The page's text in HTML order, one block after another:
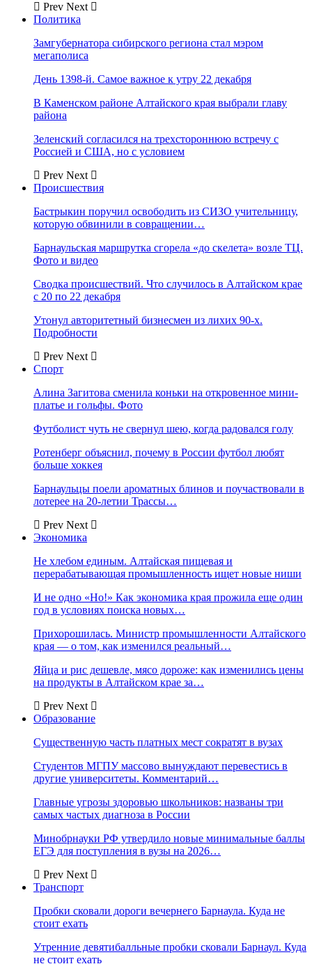
Prev Next
Политика
Замгубернатора сибирского региона стал мэром
мегаполиса
День 1398-й. Самое важное к утру 22 декабря
В Каменском районе Алтайского края выбрали главу
района
Зеленский согласился на трехстороннюю встречу с
Россией и США, но с условием
Prev Next
Происшествия
Бастрыкин поручил освободить из СИЗО учительницу,
которую обвинили в совращении…
Барнаульская маршрутка сгорела «до скелета» возле ТЦ.
Фото и видео
Сводка происшествий. Что случилось в Алтайском крае
с 20 по 22 декабря
Утонул авторитетный бизнесмен из лихих 90-х.
Подробности
Prev Next
Спорт
Алина Загитова сменила коньки на откровенное мини-
платье и гольфы. Фото
Футболист чуть не свернул шею, когда радовался голу
Ротенберг объяснил, почему в России футбол любят
больше хоккея
Барнаульцы поели ароматных блинов и поучаствовали в
лотерее на 20-летии Трассы…
Prev Next
Экономика
Не хлебом единым. Алтайская пищевая и
перерабатывающая промышленность ищет новые ниши
И не одно «Но!» Как экономика края прожила еще один
год в условиях поиска новых…
Прихорошилась. Министр промышленности Алтайского
края — о том, как изменился реальный…
Яйца и рис дешевле, мясо дороже: как изменились цены
на продукты в Алтайском крае за…
Prev Next
Образование
Существенную часть платных мест сократят в вузах
Студентов МГПУ массово вынуждают перевестись в
другие университеты. Комментарий…
Главные угрозы здоровью школьников: названы три
самых частых диагноза в России
Минобрнауки РФ утвердило новые минимальные баллы
ЕГЭ для поступления в вузы на 2026…
Prev Next
Транспорт
Пробки сковали дороги вечернего Барнаула. Куда не
стоит ехать
Утренние девятибалльные пробки сковали Барнаул. Куда
не стоит ехать